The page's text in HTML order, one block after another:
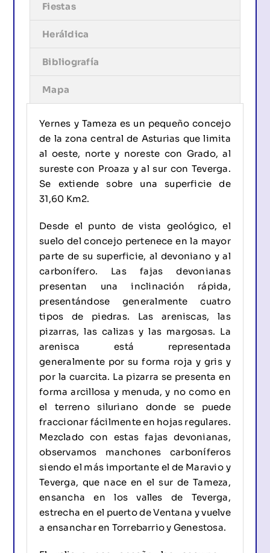
Fiestas
Heráldica
Bibliografía
Mapa
Yernes y Tameza es un pequeño concejo
de la zona central de Asturias que limita
al oeste, norte y noreste con Grado, al
sureste con Proaza y al sur con Teverga.
Se extiende sobre una superficie de
31,60 Km2.
Desde el punto de vista geológico, el
suelo del concejo pertenece en la mayor
parte de su superficie, al devoniano y al
carbonífero. Las fajas devonianas
presentan una inclinación rápida,
presentándose generalmente cuatro
tipos de piedras. Las areniscas, las
pizarras, las calizas y las margosas. La
arenisca está representada
generalmente por su forma roja y gris y
por la cuarcita. La pizarra se presenta en
forma arcillosa y menuda, y no como en
el terreno siluriano donde se puede
fraccionar fácilmente en hojas regulares.
Mezclado con estas fajas devonianas,
observamos manchones carboníferos
siendo el más importante el de Maravio y
Teverga, que nace en el sur de Tameza,
ensancha en los valles de Teverga,
estrecha en el puerto de Ventana y vuelve
a ensanchar en Torrebarrio y Genestosa.